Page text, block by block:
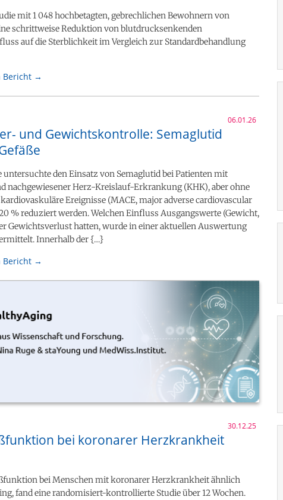
mit 1 048 hochbetagten, gebrechlichen Bewohnern von
schrittweise Reduktion von blutdrucksenkenden
auf die Sterblichkeit im Vergleich zur Standardbehandlung
Bericht →
06.01.26
und Gewichtskontrolle: Semaglutid
untersuchte den Einsatz von Semaglutid bei Patienten mit
nachgewiesener Herz-Kreislauf-Erkrankung (KHK), aber ohne
Ereignisse (MACE, major adverse cardiovascular
% reduziert werden. Welchen Einfluss Ausgangswerte (Gewicht,
Gewichtsverlust hatten, wurde in einer aktuellen Auswertung
Innerhalb der {…}
Bericht →
30.12.25
bei koronarer Herzkrankheit
bei Menschen mit koronarer Herzkrankheit ähnlich
fand eine randomisiert-kontrollierte Studie über 12 Wochen.